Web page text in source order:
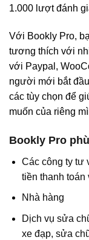
1.000 lượt đánh
Với Bookly Pro,
tương thích với
với Paypal,
người mới bắt
các tùy chọn để
muốn của riêng
Bookly Pro
Các công ty tư
tiền thanh toán
Nhà hàng
Dịch vụ sửa
xe đạp, sửa